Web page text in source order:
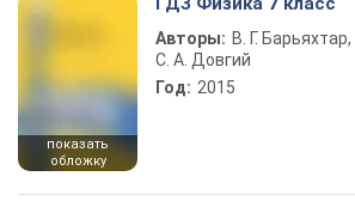
показать
обложку
Авторы: В. Г.
С. А. Довгий
Год: 2015